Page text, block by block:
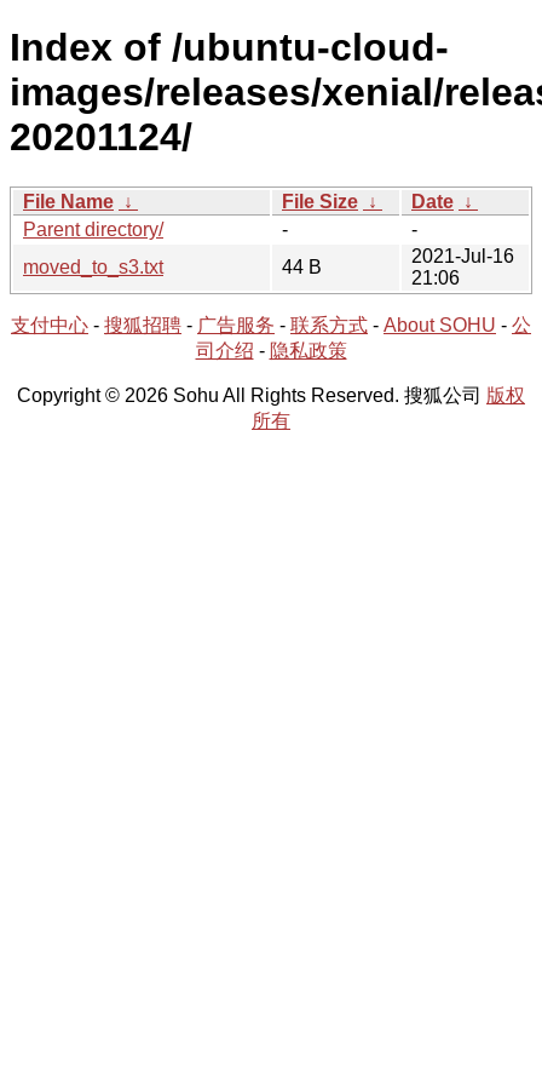
Index of /ubuntu-cloud-
images/releases/xenial/
20201124/
File Name ↓ File Size ↓ Date ↓
Parent directory/
-
-
moved_to_s3.txt
44 B
2021-Jul-16
21:06
支付中心 - 搜狐招聘 - 广告服务 - 联系方式 - About SOHU - 公
司介绍 - 隐私政策
Copyright © 2026 Sohu All Rights Reserved. 搜狐公司 版权
所有